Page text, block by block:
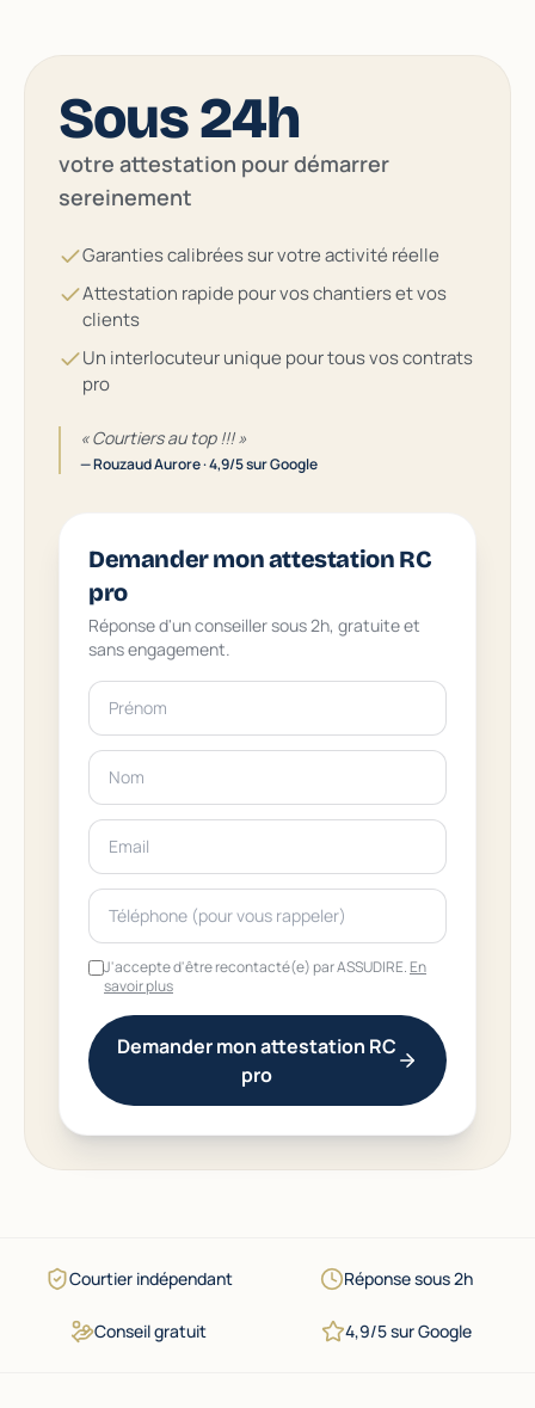
Sous 24h
votre attestation pour démarrer
sereinement
Garanties calibrées sur votre activité réelle
Attestation rapide pour vos chantiers et vos
clients
Un interlocuteur unique pour tous vos contrats
pro
« Courtiers au top !!! »
— Rouzaud Aurore · 4,9/5 sur Google
Demander mon attestation RC
pro
Réponse d'un conseiller sous 2h, gratuite et
sans engagement.
J'accepte d'être recontacté(e) par ASSUDIRE. En
savoir plus
Demander mon attestation RC
pro
Courtier indépendant Réponse sous 2h
Conseil gratuit 4,9/5 sur Google